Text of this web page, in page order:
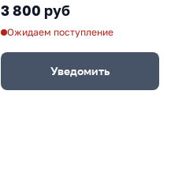
3 800 руб
Ожидаем поступление
Уведомить